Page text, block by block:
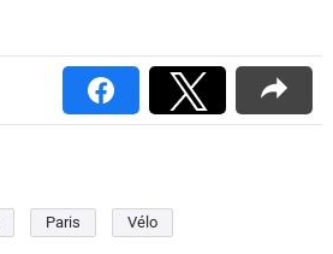
Paris Vélo